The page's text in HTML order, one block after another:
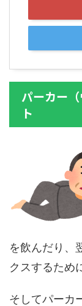
パーカー
ト
を飲んだり、
クスするため
そしてパーカ